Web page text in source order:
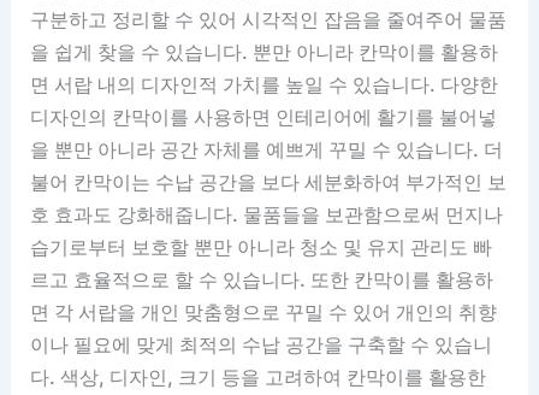
구분하고 정리할 수 있어 시각적인 잡음을 줄여주어 물품
을 쉽게 찾을 수 있습니다. 뿐만 아니라 칸막이를 활용하
면 서랍 내의 디자인적 가치를 높일 수 있습니다. 다양한
디자인의 칸막이를 사용하면 인테리어에 활기를 불어넣
을 뿐만 아니라 공간 자체를 예쁘게 꾸밀 수 있습니다. 더
불어 칸막이는 수납 공간을 보다 세분화하여 부가적인 보
호 효과도 강화해줍니다. 물품들을 보관함으로써 먼지나
습기로부터 보호할 뿐만 아니라 청소 및 유지 관리도 빠
르고 효율적으로 할 수 있습니다. 또한 칸막이를 활용하
면 각 서랍을 개인 맞춤형으로 꾸밀 수 있어 개인의 취향
이나 필요에 맞게 최적의 수납 공간을 구축할 수 있습니
다. 색상, 디자인, 크기 등을 고려하여 칸막이를 활용한